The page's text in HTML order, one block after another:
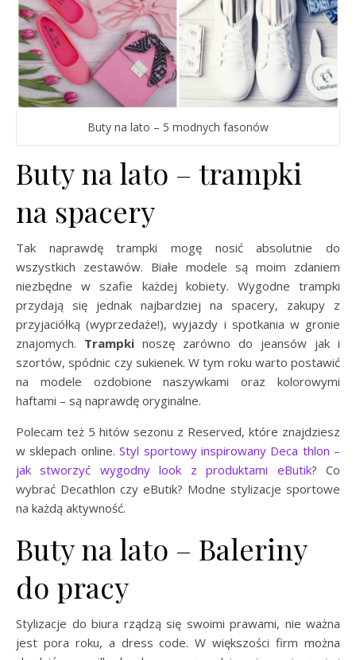
Buty na lato – 5 modnych fasonów
Buty na lato – trampki
na spacery
Tak naprawdę trampki mogę nosić absolutnie do
wszystkich zestawów. Białe modele są moim zdaniem
niezbędne w szafie każdej kobiety. Wygodne trampki
przydają się jednak najbardziej na spacery, zakupy z
przyjaciółką (wyprzedaże!), wyjazdy i spotkania w gronie
znajomych. Trampki noszę zarówno do jeansów jak i
szortów, spódnic czy sukienek. W tym roku warto postawić
na modele ozdobione naszywkami oraz kolorowymi
haftami – są naprawdę oryginalne.
Polecam też 5 hitów sezonu z Reserved, które znajdziesz
w sklepach online.Styl sportowy inspirowany Deca thlon –
jak stworzyć wygodny look z produktami eButik? Co
wybrać Decathlon czy eButik? Modne stylizacje sportowe
na każdą aktywność.
Buty na lato – Baleriny
do pracy
Stylizacje do biura rządzą się swoimi prawami, nie ważna
jest pora roku, a dress code. W większości firm można